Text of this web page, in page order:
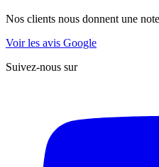
Nos clients nous donnent une
Voir les avis Google
Suivez-nous sur